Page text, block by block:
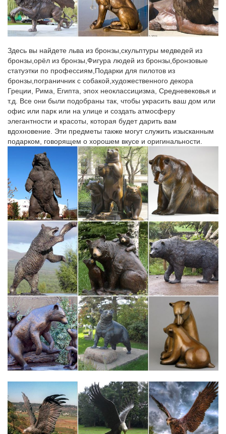
Символ года. Садовые фигурки собак купить в интернет-
магазине Дом да дача недорого. От 10 000 рублей бесплатная
доставка.Садовая фигура Собака с корзинкой в зубах h = 58
Статуэтки собак в интернет-магазине Для Тебя
Все до 300 рублей. Цена товара.Собака – символ 2018.
Цветы.Статуэтка напольная с часами "Собака Сэр Джон".
E91620.
Каталог статуэток СССР, цены на аукционе Соберу.ру
Купить статуэтки СССР, цена на аукционе Соберу.ру – продажа
статуэток времен СССР: стоимость, фото.После революции
1917 г. фарфоровые изделия подверглись остракизму в
качестве символа мещанства, дурного вкуса и буржуазного
прошлого.
Фигурка Собаки – символ 2018 года | В нашем интернет-
магазине…
CMS-60/20 Статуэтка "Собака с букетом" (Pavone).Пройдет
всего несколько лет, как символ года Собака примет бразды
правления, чтобы ознаменовать своим приходом самый
благодатный период для всех знаков, без исключения.
Фигурки с символом 2018 года собаки – купить…
Фигурка-символ года – хороший подарок любителям
миниатюрных стилизованных статуэток. Фигурка собаки как
символ 2018 года прекрасный выбор в качестве подарка на
грядущий новый год.Фигура декоративная садовая "Собачка
Милька" L23W17H25 см.
статуэтка бронза собака – Доска объявлений от частных лиц…
Собака символ года 2018. 500 руб. Мебель и интерьер |
Компания.25 декабря 14:16. В избранное. Бронзовая статуэтка
"Печальная собака".
Статуэтки собак – купить в интернет магазине в Москве,
цены…
Статуэтки собак – каталог в интернет-магазине Подарки-
Здесь вы найдете льва из бронзы,скульптуры медведей из
бронзы,орёл из бронзы,Фигура людей из бронзы,бронзовые
статуэтки по профессиям,Подарки для пилотов из
бронзы,пограничник с собакой,художественного декора
Греции, Рима, Египта, эпох неоклассицизма, Средневековья и
т.д. Все они были подобраны так, чтобы украсить ваш дом или
офис или парк или на улице и создать атмосферу
элегантности и красоты, которая будет дарить вам
вдохновение. Эти предметы также могут служить изысканным
подарком, говорящем о хорошем вкусе и оригинальности.